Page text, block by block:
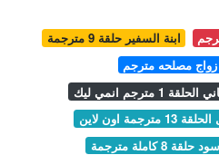
ابنة السفير حلقة 9 مترجمة
مصلحه مترجم
مترجم انمي ليك
8 كاملة مترجمة